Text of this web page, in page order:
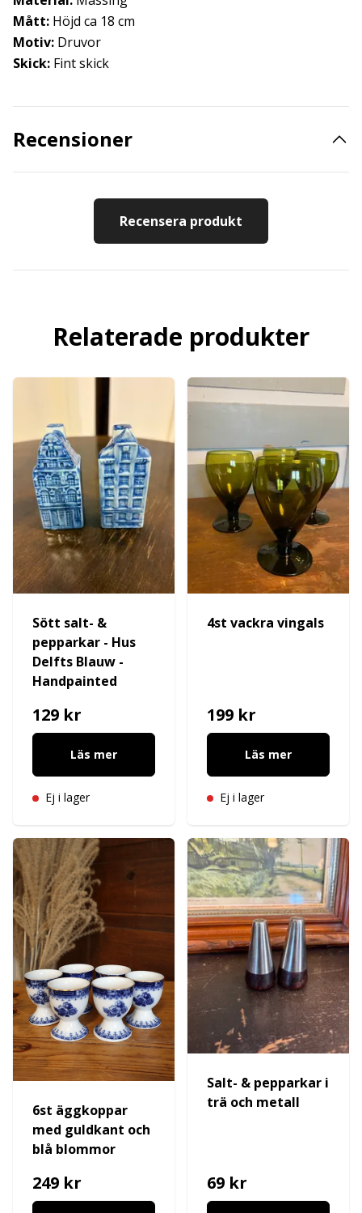
Mått: Höjd ca 18 cm
Motiv: Druvor
Skick: Fint skick
Recensioner
Recensera produkt
Relaterade produkter
Sött salt- &
pepparkar - Hus
Delfts Blauw -
Handpainted
129 kr
Läs mer
Ej i lager
4st vackra vingals
199 kr
Läs mer
Ej i lager
6st äggkoppar
med guldkant och
blå blommor
249 kr
Salt- & pepparkar i
trä och metall
69 kr